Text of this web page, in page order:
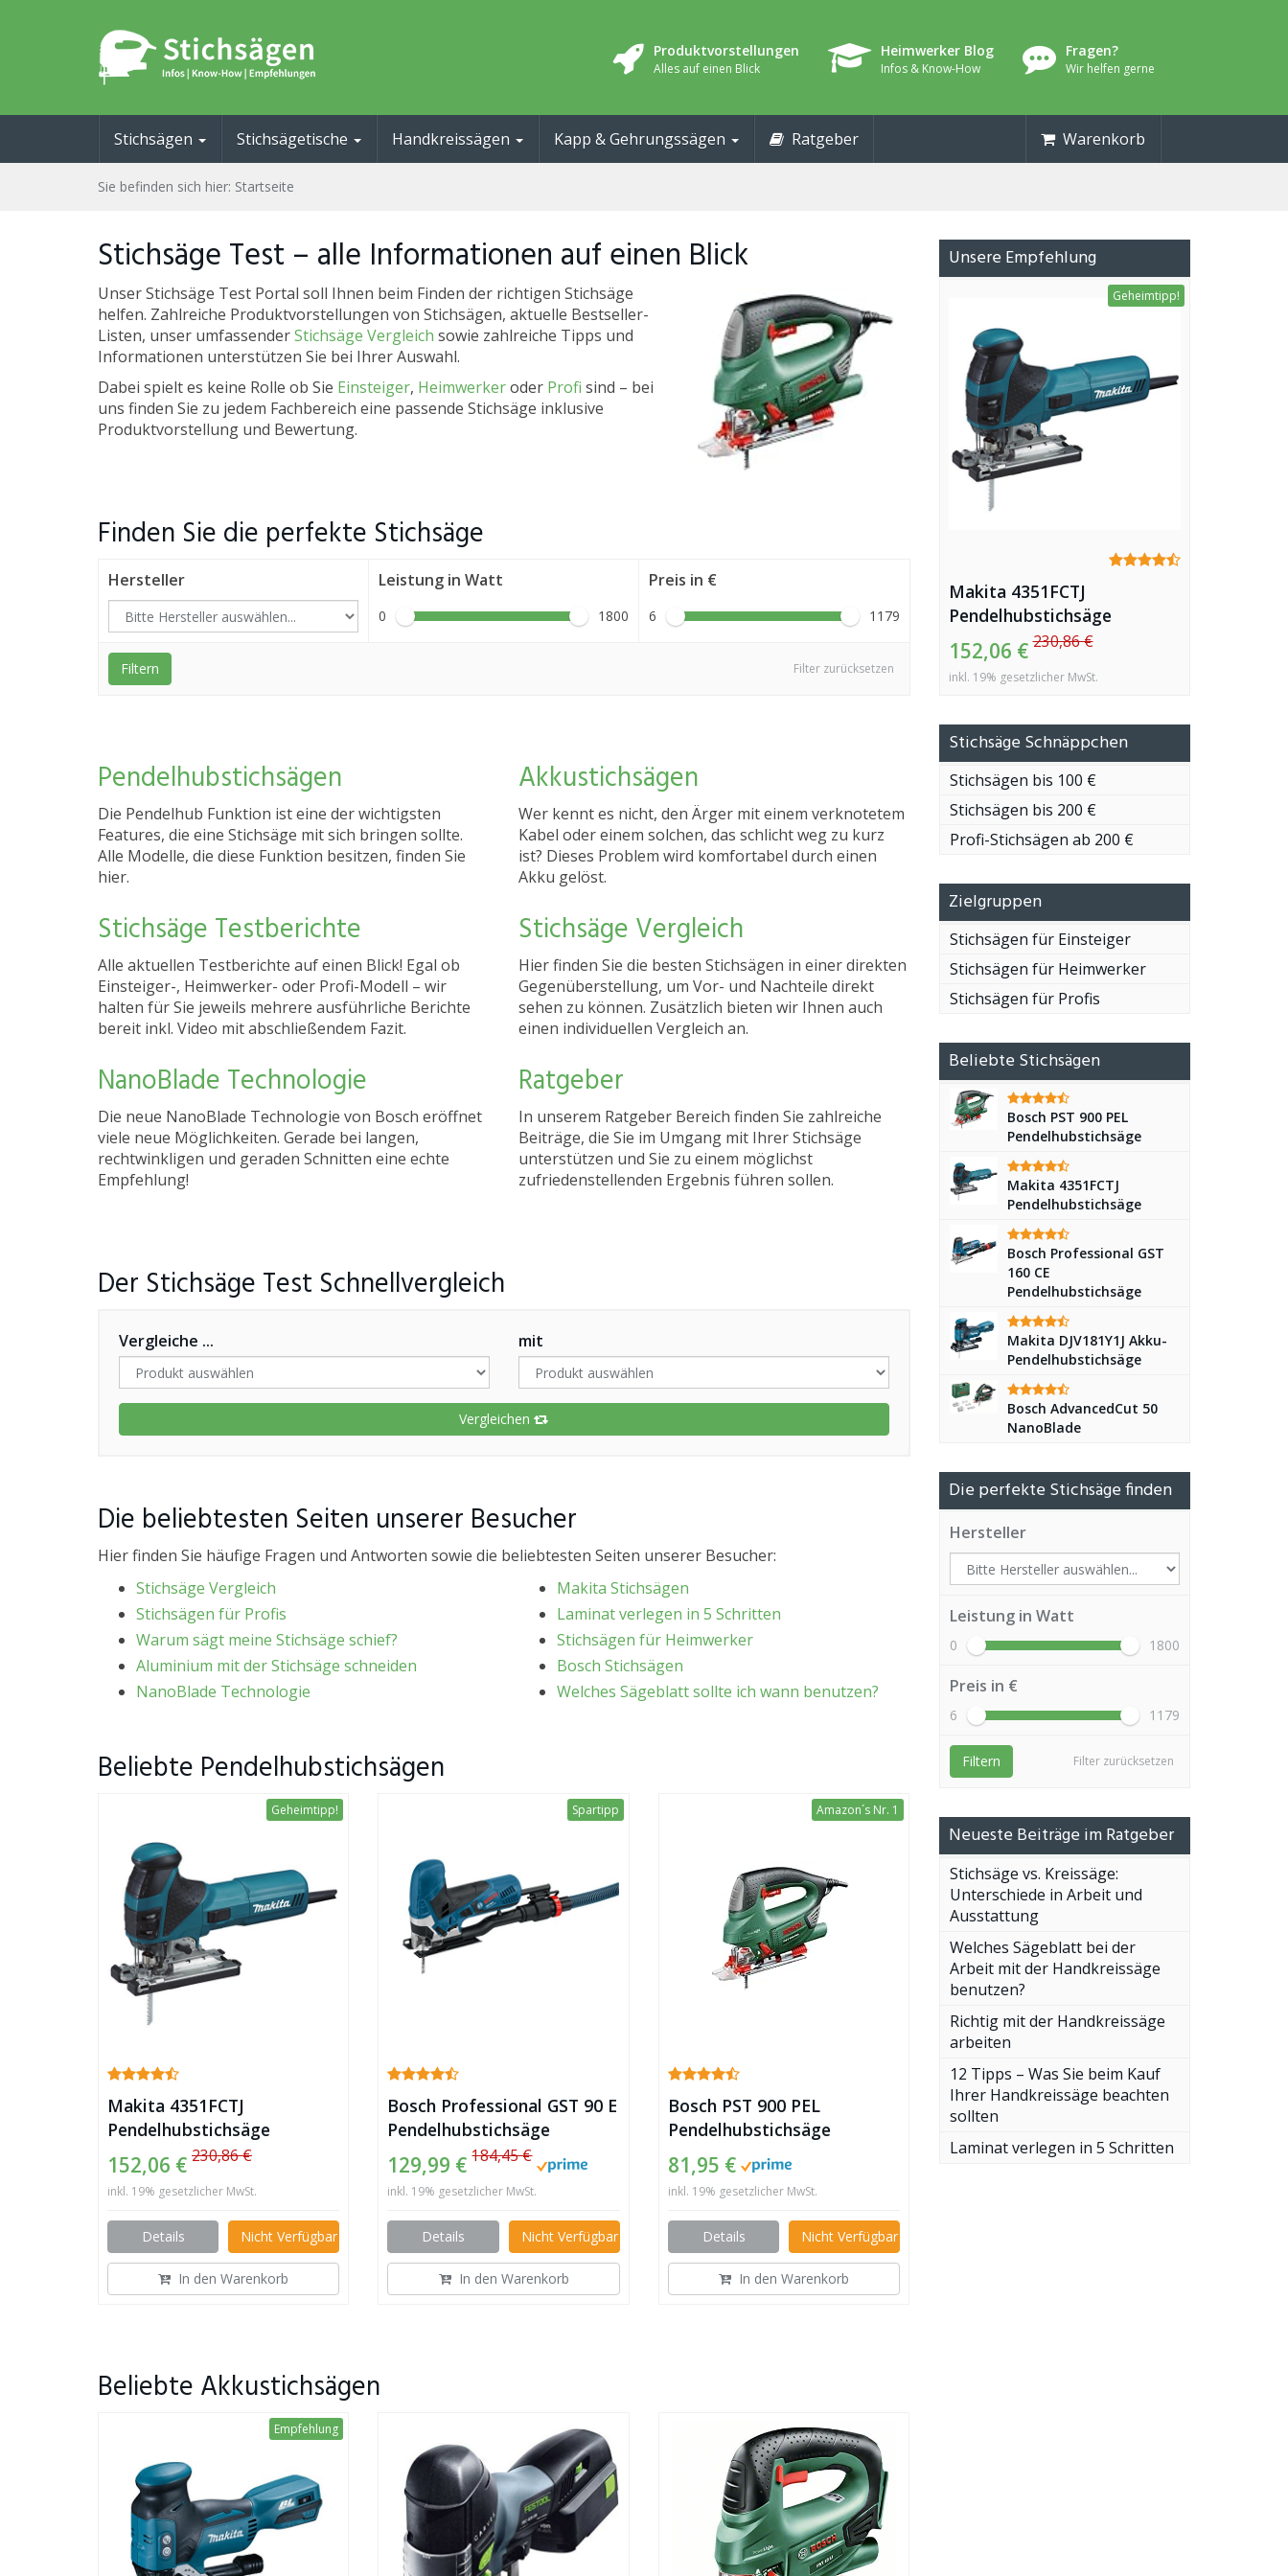
Produktvorstellungen
Alles auf einen Blick
Heimwerker Blog
Infos & Know-How
Fragen?
Wir helfen gerne
Stichsägen Stichsägetische Handkreissägen Kapp & Gehrungssägen Ratgeber Warenkorb
Sie befinden sich hier: Startseite
Stichsäge Test – alle Informationen auf einen Blick
Unser Stichsäge Test Portal soll Ihnen beim Finden der richtigen Stichsäge
helfen. Zahlreiche Produktvorstellungen von Stichsägen, aktuelle Bestseller-
Listen, unser umfassenderStichsäge Vergleich sowie zahlreiche Tipps und
Informationen unterstützen Sie bei Ihrer Auswahl.
Dabei spielt es keine Rolle ob Sie Einsteiger, Heimwerkeroder Profi sind – bei
uns finden Sie zu jedem Fachbereich eine passende Stichsäge inklusive
Produktvorstellung und Bewertung.
Finden Sie die perfekte Stichsäge
Hersteller Leistung in Watt
0 1800
Preis in €
6 1179
Filter zurücksetzen
Filtern
Pendelhubstichsägen
Die Pendelhub Funktion ist eine der wichtigsten
Features, die eine Stichsäge mit sich bringen sollte.
Alle Modelle, die diese Funktion besitzen, finden Sie
hier.
Akkustichsägen
Wer kennt es nicht, den Ärger mit einem verknotetem
Kabel oder einem solchen, das schlicht weg zu kurz
ist? Dieses Problem wird komfortabel durch einen
Akku gelöst.
Stichsäge Testberichte
Alle aktuellen Testberichte auf einen Blick! Egal ob
Einsteiger-, Heimwerker- oder Profi-Modell – wir
halten für Sie jeweils mehrere ausführliche Berichte
bereit inkl. Video mit abschließendem Fazit.
Stichsäge Vergleich
Hier finden Sie die besten Stichsägen in einer direkten
Gegenüberstellung, um Vor- und Nachteile direkt
sehen zu können. Zusätzlich bieten wir Ihnen auch
einen individuellen Vergleich an.
NanoBlade Technologie
Die neue NanoBlade Technologie von Bosch eröffnet
viele neue Möglichkeiten. Gerade bei langen,
rechtwinkligen und geraden Schnitten eine echte
Empfehlung!
Ratgeber
In unserem Ratgeber Bereich finden Sie zahlreiche
Beiträge, die Sie im Umgang mit Ihrer Stichsäge
unterstützen und Sie zu einem möglichst
zufriedenstellenden Ergebnis führen sollen.
Der Stichsäge Test Schnellvergleich
Vergleiche ... mit
Vergleichen
Die beliebtesten Seiten unserer Besucher
Hier finden Sie häufige Fragen und Antworten sowie die beliebtesten Seiten unserer Besucher:
Stichsäge Vergleich
Stichsägen für Profis
Warum sägt meine Stichsäge schief?
Aluminium mit der Stichsäge schneiden
NanoBlade Technologie
Makita Stichsägen
Laminat verlegen in 5 Schritten
Stichsägen für Heimwerker
Bosch Stichsägen
Welches Sägeblatt sollte ich wann benutzen?
Beliebte Pendelhubstichsägen
Geheimtipp!
Makita 4351FCTJ
Pendelhubstichsäge
152,06 € 230,86 €
inkl. 19% gesetzlicher MwSt.
Details Nicht Verfügbar
In den Warenkorb
Spartipp
Bosch Professional GST 90 E
Pendelhubstichsäge
129,99 €184,45 €
inkl. 19% gesetzlicher MwSt.
Details Nicht Verfügbar
In den Warenkorb
Amazon´s Nr. 1
Bosch PST 900 PEL
Pendelhubstichsäge
81,95 €
inkl. 19% gesetzlicher MwSt.
Details Nicht Verfügbar
In den Warenkorb
Beliebte Akkustichsägen
Empfehlung
Unsere Empfehlung
Geheimtipp!
Makita 4351FCTJ
Pendelhubstichsäge
152,06 €230,86 €
inkl. 19% gesetzlicher MwSt.
Stichsäge Schnäppchen
Stichsägen bis 100 €
Stichsägen bis 200 €
Profi-Stichsägen ab 200 €
Zielgruppen
Stichsägen für Einsteiger
Stichsägen für Heimwerker
Stichsägen für Profis
Beliebte Stichsägen
Bosch PST 900 PEL
Pendelhubstichsäge
Makita 4351FCTJ
Pendelhubstichsäge
Bosch Professional GST
160 CE
Pendelhubstichsäge
Makita DJV181Y1J Akku-
Pendelhubstichsäge
Bosch AdvancedCut 50
NanoBlade
Die perfekte Stichsäge finden
Hersteller
Leistung in Watt
0 1800
Preis in €
6 1179
Filter zurücksetzen
Filtern
Neueste Beiträge im Ratgeber
Stichsäge vs. Kreissäge:
Unterschiede in Arbeit und
Ausstattung
Welches Sägeblatt bei der
Arbeit mit der Handkreissäge
benutzen?
Richtig mit der Handkreissäge
arbeiten
12 Tipps – Was Sie beim Kauf
Ihrer Handkreissäge beachten
sollten
Laminat verlegen in 5 Schritten